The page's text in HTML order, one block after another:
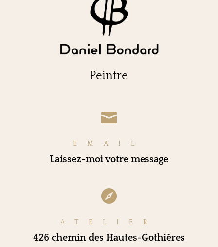
Peintre

EMAIL
Laissez-moi votre message

ATELIER
426 chemin des Hautes-Gothières